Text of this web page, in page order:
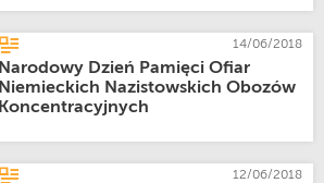
14/06/2018
Narodowy Dzień Pamięci Ofiar
Niemieckich Nazistowskich Obozów
Koncentracyjnych
12/06/2018